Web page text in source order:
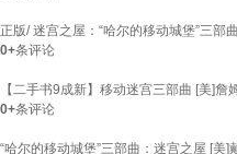
正版/ 迷宫之屋：“哈尔的移动城堡”三部
0+条评论
【二手书9成新】移动迷宫三部曲 [美]詹
0+条评论
“哈尔的移动城堡”三部曲：迷宫之屋 [